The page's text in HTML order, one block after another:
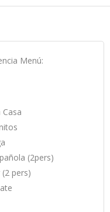
Menú:
(2pers)
pers)